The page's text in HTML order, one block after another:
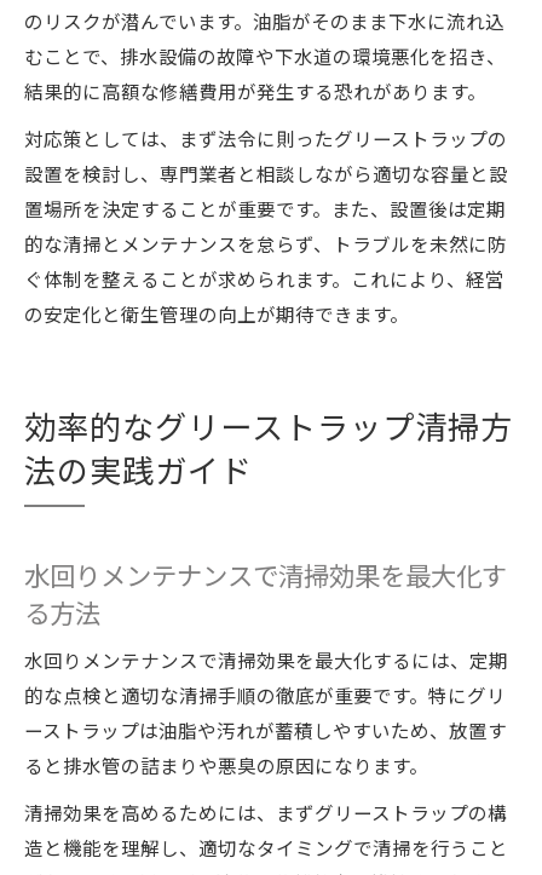
のリスクが潜んでいます。油脂がそのまま下水に流れ込
むことで、排水設備の故障や下水道の環境悪化を招き、
結果的に高額な修繕費用が発生する恐れがあります。
対応策としては、まず法令に則ったグリーストラップの
設置を検討し、専門業者と相談しながら適切な容量と設
置場所を決定することが重要です。また、設置後は定期
的な清掃とメンテナンスを怠らず、トラブルを未然に防
ぐ体制を整えることが求められます。これにより、経営
の安定化と衛生管理の向上が期待できます。
効率的なグリーストラップ清掃方
法の実践ガイド
水回りメンテナンスで清掃効果を最大化す
る方法
水回りメンテナンスで清掃効果を最大化するには、定期
的な点検と適切な清掃手順の徹底が重要です。特にグリ
ーストラップは油脂や汚れが蓄積しやすいため、放置す
ると排水管の詰まりや悪臭の原因になります。
清掃効果を高めるためには、まずグリーストラップの構
造と機能を理解し、適切なタイミングで清掃を行うこと